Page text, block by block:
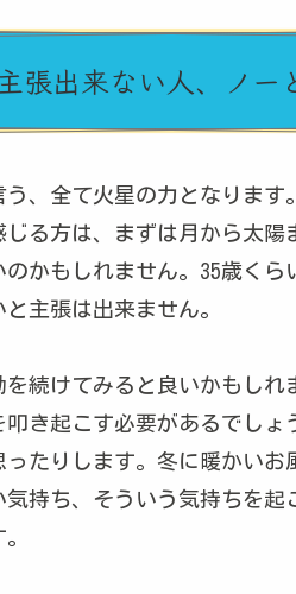
張出来ない人、ノー
、全て火星の力となりま
る方は、まずは月から太陽
かもしれません。35歳く
主張は出来ません。
続けてみると良いかもし
き起こす必要があるでし
たりします。冬に暖かい
持ち、そういう気持ちを